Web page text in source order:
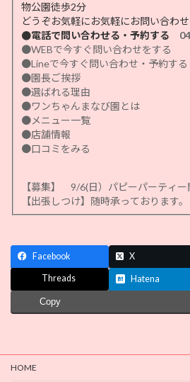
物公園徒歩2分
どうぞお気軽にお気軽にお問い合わせ
●電話で問い合わせる・予約する
●WEBで今すぐ問い合わせをする
●Lineで今すぐ問い合わせ・予約する
●園長ご挨拶
●選ばれる理由
●ワンちゃんまなび園とは
●メニュー一覧
●店舗情報
●口コミをみる
【募集】 9/6(日）パピーパーティ
【出張しつけ】随時承っております
Facebook X
Threads Hatena
Copy
HOME